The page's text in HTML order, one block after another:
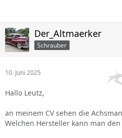
Der_Altmaerker
Schrauber
10. Juni 2025
Hallo Leutz,
an meinem CV sehen die
Welchen Hersteller kann man